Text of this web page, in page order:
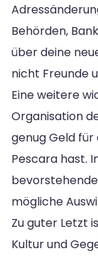
Behörden,
über deine
nicht Freunde
Eine weitere
Organisation
genug Geld für
Pescara hast.
mögliche
Zu guter Letzt
Kultur und